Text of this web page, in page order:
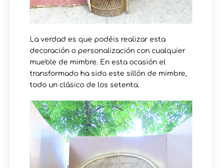
La verdad es que podéis realizar esta
decoración o personalización con cualquier
mueble de mimbre. En esta ocasión el
transformado ha sido este sillón de mimbre,
todo un clásico de los setenta.